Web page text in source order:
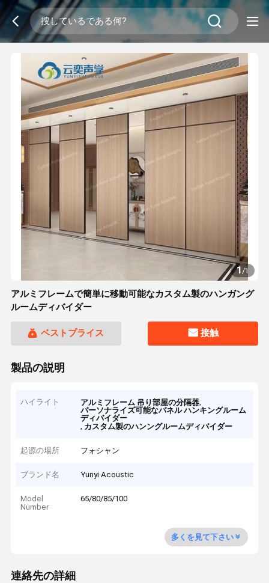
1/1
アルミフレームで簡単に移動可能なカスタム製のハンガング
ルームディバイダー
ベストプライス 接触
製品の説明
ハイライト アルミフレーム 吊り部屋の分隔器,
パーソナライズ可能なパネル ハンキングルーム
ディバイダー
, カスタム製のハンングルームディバイダー
起源の場所 フォシャン
ブランド名 Yunyi Acoustic
Model
Number
65/80/85/100
多くを見て下さい
連絡先の詳細